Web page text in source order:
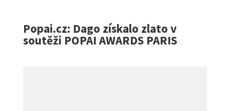
Popai.cz: Dago získalo zlato v
soutěži POPAI AWARDS PARIS